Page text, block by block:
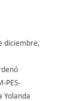
diciembre,
PES-
Yolanda